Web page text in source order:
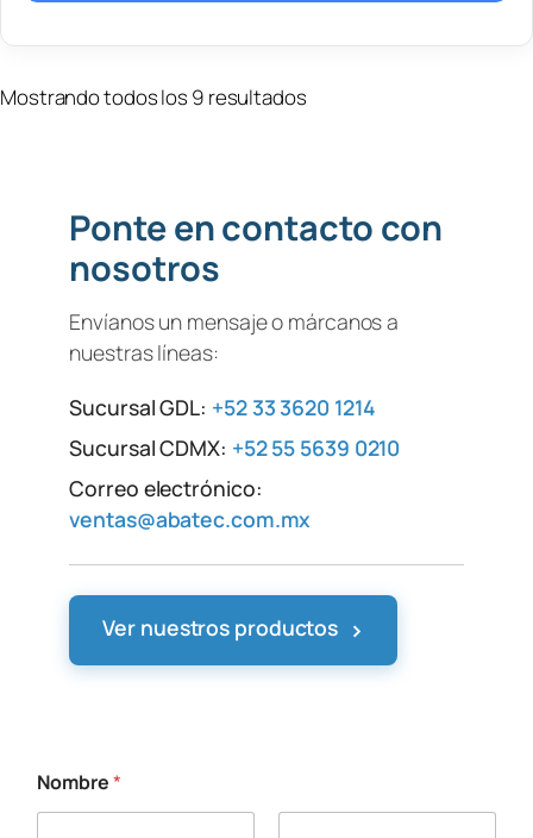
Mostrando todos los 9 resultados
Ponte en contacto con
nosotros
Envíanos un mensaje o márcanos a
nuestras líneas:
Sucursal GDL: +52 33 3620 1214
Sucursal CDMX: +52 55 5639 0210
Correo electrónico:
ventas@abatec.com.mx
Ver nuestros productos ›
*
C
Nombre*